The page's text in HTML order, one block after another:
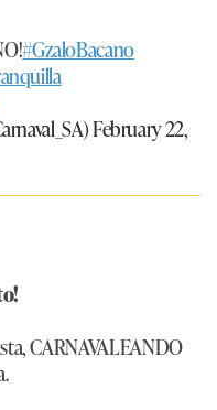
#GzaloBacano
February 22,
CARNAVALEANDO